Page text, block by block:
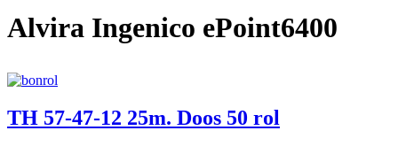
Alvira Ingenico ePoint6400
TH 57-47-12 25m. Doos 50 rol